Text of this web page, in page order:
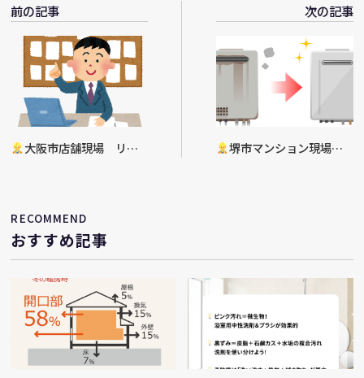
前の記事
大阪市店舗現場 リフ
次の記事
堺市マンション現場
RECOMMEND
おすすめ記事